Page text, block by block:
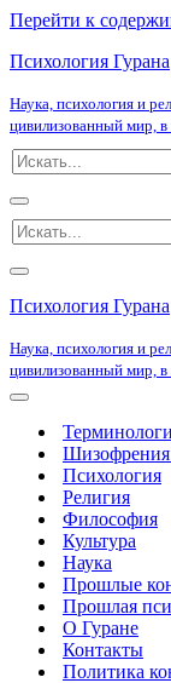
Перейти к
Психология Гурана
Наука, психология и
цивилизованный мир, в
Искать...
Меню
навигации
Искать...
Меню
навигации
Психология Гурана
Наука, психология и
цивилизованный мир, в
Меню
навигации
Психология
Религия
Философия
Культура
Наука
Прошлые
Прошлая
О Гуране
Контакты
Политика